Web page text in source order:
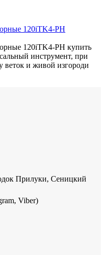
120iTK4-PH
120iTK4-PH купить
инструмент, при
веток и живой изгороди
Прилуки, Сеницкий
Viber)